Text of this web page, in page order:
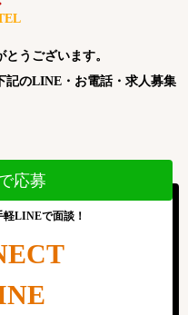
うございます。
記のLINE・お電話・求人募集
応募
LINEで面談！